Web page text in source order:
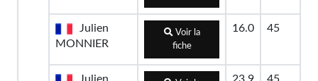
Julien
MONNIER
Voir la
fiche
16.0 45
Julien
23.9 45